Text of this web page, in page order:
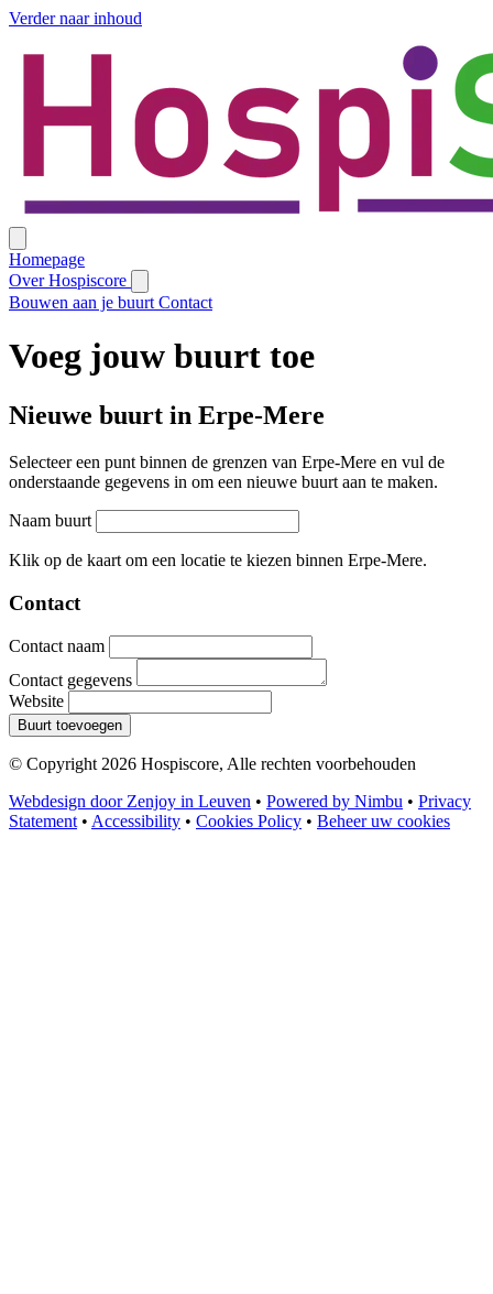
Verder naar inhoud
Homepage
Over Hospiscore
Bouwen aan je buurt Contact
Voeg jouw buurt toe
Nieuwe buurt in Erpe-Mere
Selecteer een punt binnen de grenzen van Erpe-Mere en vul de
onderstaande gegevens in om een nieuwe buurt aan te maken.
Naam buurt
+
−
Klik op de kaart om een locatie te kiezen binnen Erpe-Mere.
Contact
Contact naam
Contact gegevens
Website
Buurt toevoegen
© Copyright 2026 Hospiscore, Alle rechten voorbehouden
Webdesign door Zenjoy in Leuven • Powered by Nimbu • Privacy
Statement • Accessibility • Cookies Policy • Beheer uw cookies